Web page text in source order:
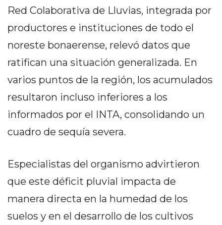
DEPORTIVO
GRUPO
DE
INFOPBA
PUBLICITÁ
EN
HOY
CLAVE
PERGAMINO
VIRTUAL
Red Colaborativa de Lluvias, integrada por
productores e instituciones de todo el
noreste bonaerense, relevó datos que
ratifican una situación generalizada. En
varios puntos de la región, los acumulados
resultaron incluso inferiores a los
informados por el INTA, consolidando un
cuadro de sequía severa.
Especialistas del organismo advirtieron
que este déficit pluvial impacta de
manera directa en la humedad de los
suelos y en el desarrollo de los cultivos